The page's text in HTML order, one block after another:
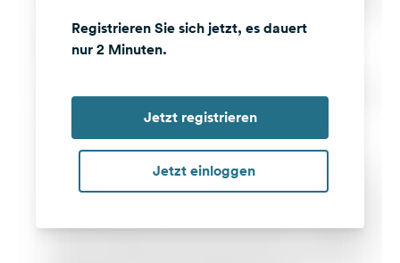
Registrieren Sie sich jetzt, es dauert
nur 2 Minuten.
Jetzt registrieren
Jetzt einloggen